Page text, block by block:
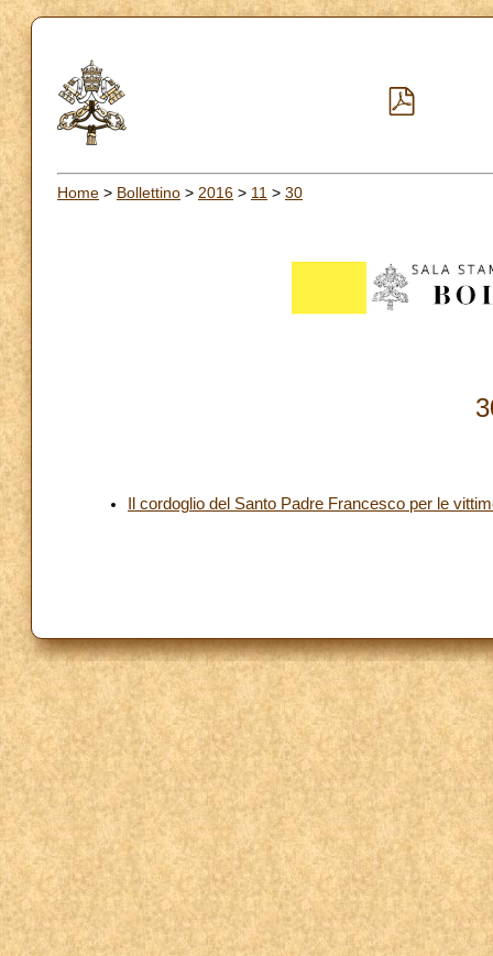
Home > Bollettino > 2016 > 11 > 30
Il cordoglio del Santo Padre Francesco per le